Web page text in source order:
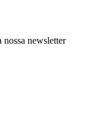
nossa newsletter